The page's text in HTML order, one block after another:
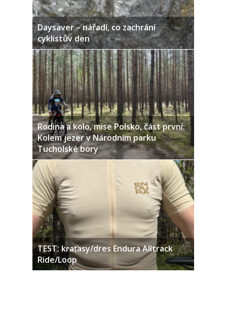
Daysaver – nářadí, co zachrání
cyklistův den
Rodina a kolo, mise Polsko, část první:
Kolem jezer v Národním parku
Tucholské bory
TEST: kraťasy/dres Endura Alltrack
Ride/Loop